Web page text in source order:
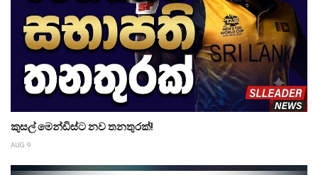
කුසල් මෙන්ඩිස්ට නව තනතුරක්!
AUG 9